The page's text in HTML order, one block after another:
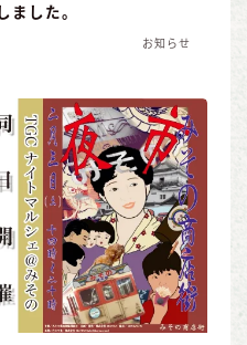
ました。
お知らせ